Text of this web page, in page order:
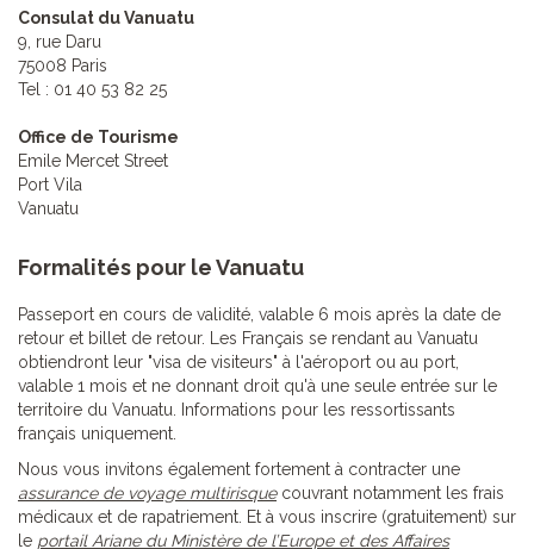
Consulat du Vanuatu
9, rue Daru
75008 Paris
Tel : 01 40 53 82 25
Office de Tourisme
Emile Mercet Street
Port Vila
Vanuatu
Formalités pour le Vanuatu
Passeport en cours de validité, valable 6 mois après la date de
retour et billet de retour. Les Français se rendant au Vanuatu
obtiendront leur "visa de visiteurs" à l'aéroport ou au port,
valable 1 mois et ne donnant droit qu'à une seule entrée sur le
territoire du Vanuatu. Informations pour les ressortissants
français uniquement.
Nous vous invitons également fortement à contracter une
assurance de voyage multirisquecouvrant notamment les frais
médicaux et de rapatriement. Et à vous inscrire (gratuitement) sur
le portail Ariane du Ministère de l’Europe et des Affaires